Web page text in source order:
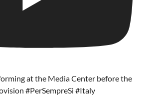
at the Media Center before the
#PerSempreSi #Italy